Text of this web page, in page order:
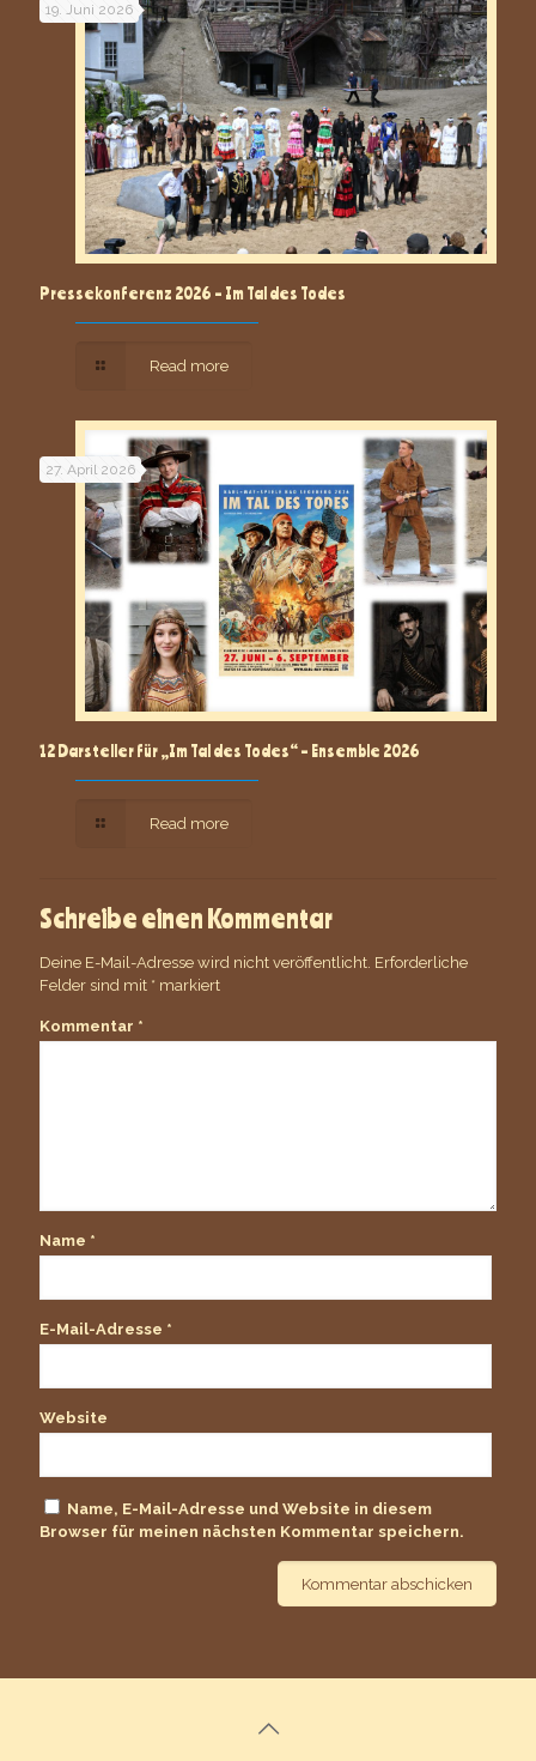
19. Juni 2026
Pressekonferenz 2026 – Im Tal des Todes
Read more
27. April 2026
12 Darsteller für „Im Tal des Todes“ – Ensemble 2026
Read more
Schreibe einen Kommentar
Deine E-Mail-Adresse wird nicht veröffentlicht. Erforderliche
Felder sind mit * markiert
Kommentar *
Name *
E-Mail-Adresse *
Website
Name, E-Mail-Adresse und Website in diesem
Browser für meinen nächsten Kommentar speichern.